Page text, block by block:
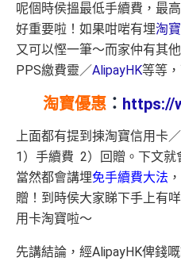
呢個時侯搵最低手續費，最
好重要啦！如果咁啱有埋淘
又可以慳一筆～而家仲有其
PPS繳費靈／AlipayHK等等
淘寶優惠 ： https://
上面都有提到揀淘寶信用卡
1）手續費 2）回贈。下文就
當然都會講埋免手續費大法
贈！到時侯大家睇下手上有
用卡淘寶啦～
先講結論，經AlipayHK俾錢